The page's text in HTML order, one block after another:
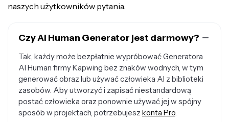
naszych użytkowników pytania.
Czy AI Human Generator jest darmowy?
Tak, każdy może bezpłatnie wypróbować Generatora
AI Human firmy Kapwing bez znaków wodnych, w tym
generować obraz lub używać człowieka AI z biblioteki
zasobów. Aby utworzyć i zapisać niestandardową
postać człowieka oraz ponownie używać jej w spójny
sposób w projektach, potrzebujesz konta Pro.